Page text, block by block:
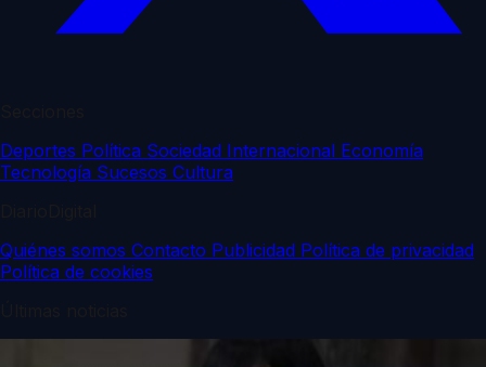
Deportes Política Sociedad Internacional Economía
Tecnología Sucesos Cultura
Quiénes somos Contacto Publicidad Política de privacidad
Política de cookies